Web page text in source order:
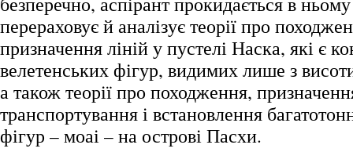
перераховує й аналізує теорії про
призначення ліній у пустелі Наска, які є
велетенських фігур, видимих лише з
а також теорії про походження,
транспортування і встановлення
фігур – моаі – на острові Пасхи.